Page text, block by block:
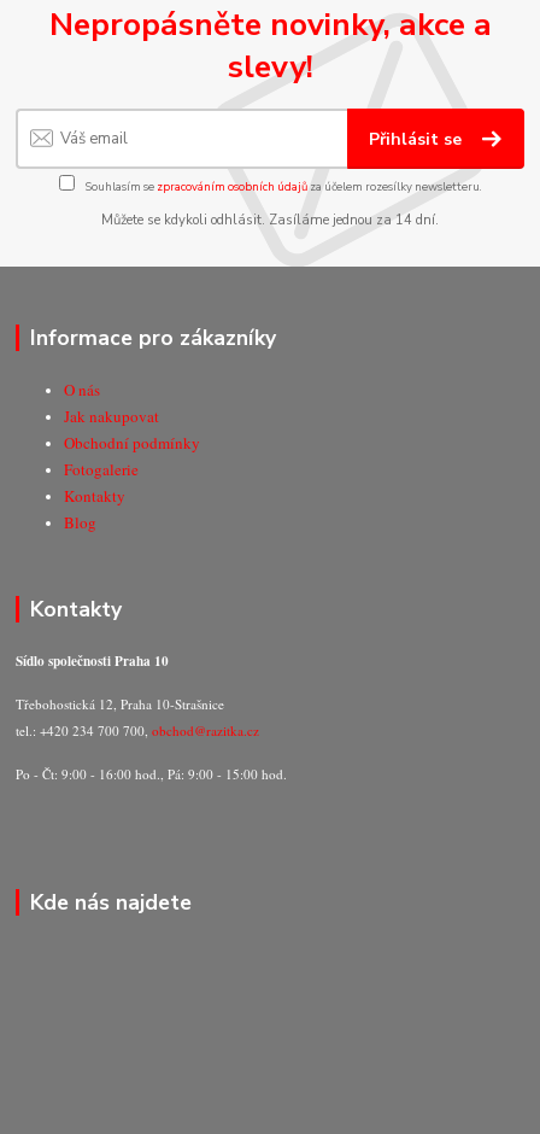
Nepropásněte novinky, akce a
slevy!
Přihlásit se
Souhlasím se zpracováním osobních údajůza účelem rozesílky newsletteru.
Můžete se kdykoli odhlásit. Zasíláme jednou za 14 dní.
Informace pro zákazníky
O nás
Jak nakupovat
Obchodní podmínky
Fotogalerie
Kontakty
Blog
Kontakty
Sídlo společnosti Praha 10
Třebohostická 12, Praha 10-Strašnice
tel.: +420 234 700 700,obchod@razitka.cz
Po - Čt: 9:00 - 16:00 hod., Pá: 9:00 - 15:00 hod.
Kde nás najdete